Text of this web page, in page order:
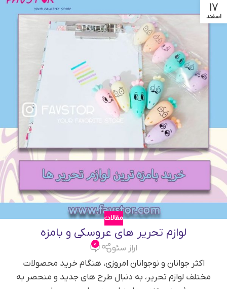
17
اسفند
مقالات
لوازم تحریر های عروسکی و بامزه
اراز سئو 0
اکثر جوانان و نوجوانان امروزی، هنگام خرید محصولات
مختلف لوازم تحریر، به دنبال طرح های جدید و منحصر به